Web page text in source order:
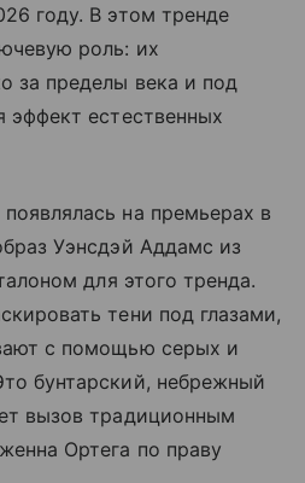
году. В этом тренде
роль: их
за пределы века и под
эффект естественных
на премьерах в
Уэнсдэй Аддамс из
для этого тренда.
тени под глазами,
с помощью серых и
бунтарский, небрежный
вызов традиционным
Ортега по праву